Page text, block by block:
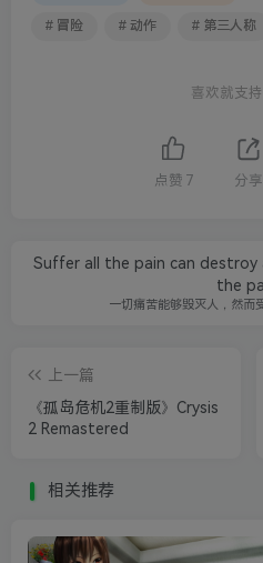
# 冒险 # 动作 # 第三人称
喜欢就支
点赞 7 分享
Suffer all the pain can destroy
the
一切痛苦能够毁灭人，然而
上一篇
《孤岛危机2重制版》Crysis
2 Remastered
相关推荐